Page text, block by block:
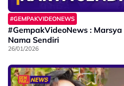
#GEMPAKVIDEONEWS
#GempakVideoNews :
Nama Sendiri
26/01/2026